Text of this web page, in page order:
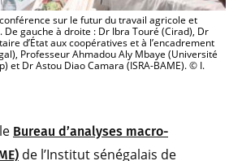
sur le futur du travail agricole et
gauche à droite : Dr Ibra Touré (Cirad), Dr
d’État aux coopératives et à l’encadrement
Professeur Ahmadou Aly Mbaye (Université
et Dr Astou Diao Camara (ISRA-BAME). © I.
Bureau d’analyses macro-
de l’Institut sénégalais de